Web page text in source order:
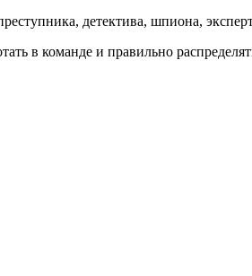
детектива, шпиона,
в команде и правильно